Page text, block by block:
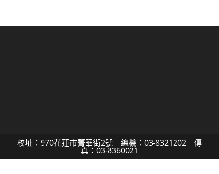
校址：970花蓮市菁華街2號 總機：03-8321202 傳
真：03-8360021